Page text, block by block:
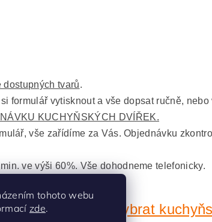
dostupných tvarů.
formulář vytisknout a vše dopsat ručně, nebo
KUCHYŇSKÝCH DVÍŘEK.
vše zařídíme za Vás. Objednávku
ve výši 60%. Vše dohodneme telefonicky.
Jak správně vybrat
tohoto webu
zde.